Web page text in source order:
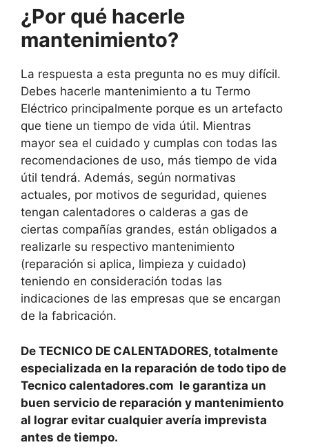
¿Por qué hacerle
mantenimiento?
La respuesta a esta pregunta no es muy difícil.
Debes hacerle mantenimiento a tu Termo
Eléctrico principalmente porque es un artefacto
que tiene un tiempo de vida útil. Mientras
mayor sea el cuidado y cumplas con todas las
recomendaciones de uso, más tiempo de vida
útil tendrá. Además, según normativas
actuales, por motivos de seguridad, quienes
tengan calentadores o calderas a gas de
ciertas compañías grandes, están obligados a
realizarle su respectivo mantenimiento
(reparación si aplica, limpieza y cuidado)
teniendo en consideración todas las
indicaciones de las empresas que se encargan
de la fabricación.
De TECNICO DE CALENTADORES, totalmente
especializada en la reparación de todo tipo de
Tecnico calentadores.com le garantiza un
buen servicio de reparación y mantenimiento
al lograr evitar cualquier avería imprevista
antes de tiempo.